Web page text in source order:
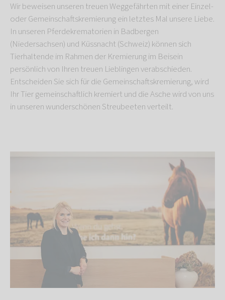
Wir beweisen unseren treuen Weggefährten mit einer Einzel-
oder Gemeinschaftskremierung ein letztes Mal unsere Liebe.
In unseren Pferdekrematorien in Badbergen
(Niedersachsen) und Küssnacht (Schweiz) können sich
Tierhaltende im Rahmen der Kremierung im Beisein
persönlich von Ihren treuen Lieblingen verabschieden.
Entscheiden Sie sich für die Gemeinschaftskremierung, wird
Ihr Tier gemeinschaftlich kremiert und die Asche wird von uns
in unseren wunderschönen Streubeeten verteilt.